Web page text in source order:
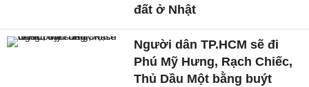
đất ở Nhật
Người dân TP.HCM sẽ đi
Phú Mỹ Hưng, Rạch Chiếc,
Thủ Dầu Một bằng buýt